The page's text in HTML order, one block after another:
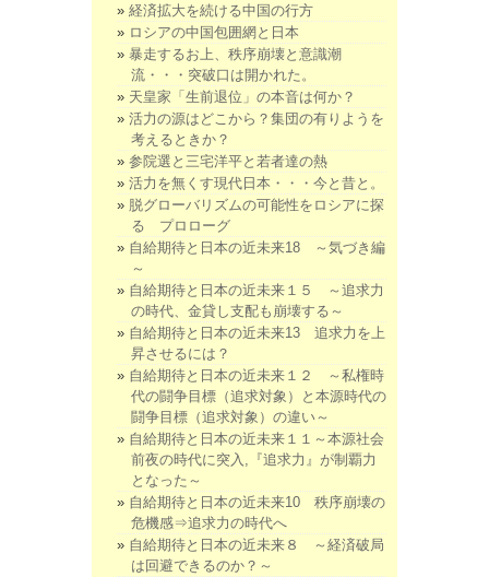
経済拡大を続ける中国の行方
ロシアの中国包囲網と日本
暴走するお上、秩序崩壊と意識潮
流・・・突破口は開かれた。
天皇家「生前退位」の本音は何か？
活力の源はどこから？集団の有りようを
考えるときか？
参院選と三宅洋平と若者達の熱
活力を無くす現代日本・・・今と昔と。
脱グローバリズムの可能性をロシアに探
る プロローグ
自給期待と日本の近未来18 ～気づき編
～
自給期待と日本の近未来１５ ～追求力
の時代、金貸し支配も崩壊する～
自給期待と日本の近未来13 追求力を上
昇させるには？
自給期待と日本の近未来１２ ～私権時
代の闘争目標（追求対象）と本源時代の
闘争目標（追求対象）の違い～
自給期待と日本の近未来１１～本源社会
前夜の時代に突入,『追求力』が制覇力
となった～
自給期待と日本の近未来10 秩序崩壊の
危機感⇒追求力の時代へ
自給期待と日本の近未来８ ～経済破局
は回避できるのか？～